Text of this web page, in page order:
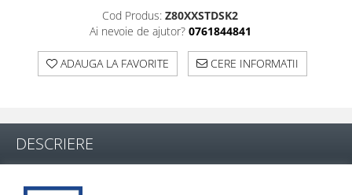
Cod Produs: Z80XXSTDSK2
Ai nevoie de ajutor? 0761844841
ADAUGA LA FAVORITE CERE INFORMATII
DESCRIERE